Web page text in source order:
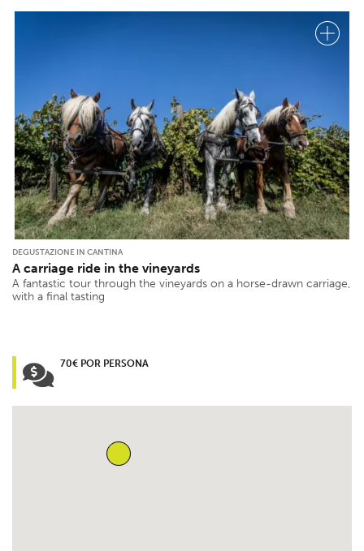
DEGUSTAZIONE IN CANTINA
A carriage ride in the vineyards
A fantastic tour through the vineyards on a horse-drawn carriage,
with a final tasting
70€ POR PERSONA